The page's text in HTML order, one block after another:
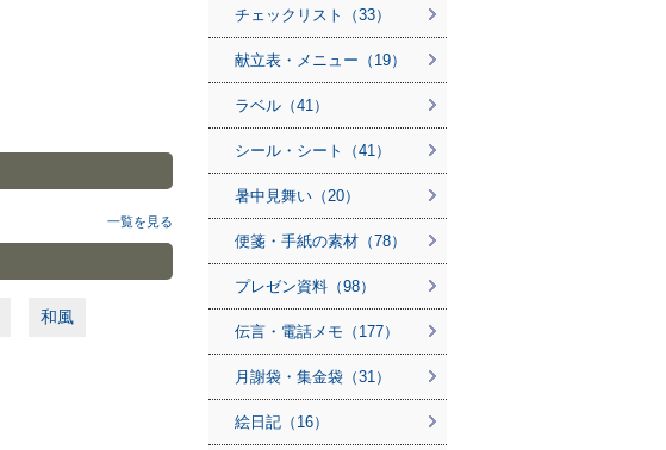
一覧を見る
和風
チェックリスト（33）
献立表・メニュー（19）
ラベル（41）
シール・シート（41）
暑中見舞い（20）
便箋・手紙の素材（78）
プレゼン資料（98）
伝言・電話メモ（177）
月謝袋・集金袋（31）
絵日記（16）